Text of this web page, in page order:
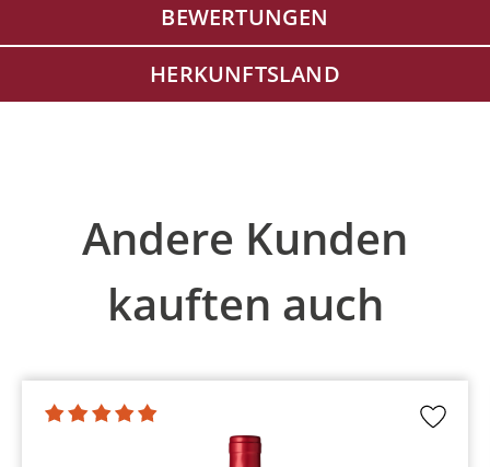
BEWERTUNGEN
HERKUNFTSLAND
Andere Kunden
kauften auch